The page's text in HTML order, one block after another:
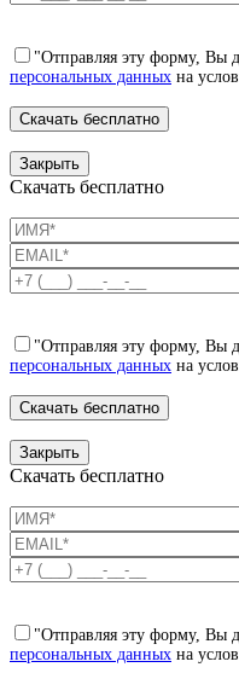
"Отправляя эту форму, Вы
персональных данных на
Закрыть
Скачать бесплатно
"Отправляя эту форму, Вы
персональных данных на
Закрыть
Скачать бесплатно
"Отправляя эту форму, Вы
персональных данных на